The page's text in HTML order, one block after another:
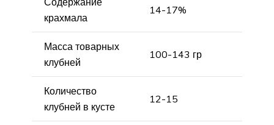
крахмала
14-17%
Масса товарных
клубней
100-143 гр
Количество
клубней в кусте
12-15